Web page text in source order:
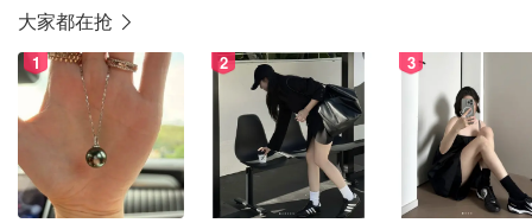
大家都在抢
1 2 3